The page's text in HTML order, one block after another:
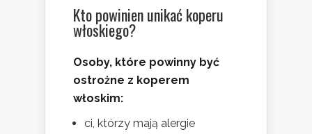
Kto powinien unikać koperu
włoskiego?
Osoby, które powinny być
ostrożne z koperem
włoskim:
ci, którzy mają alergie